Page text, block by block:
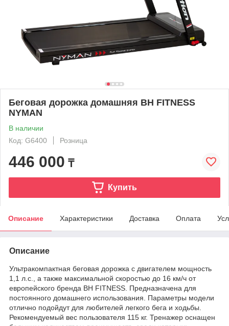
Беговая дорожка домашняя BH FITNESS
NYMAN
В наличии
Код: G6400
Розница
446 000 ₸
Купить
Описание Характеристики Доставка Оплата
Описание
Ультракомпактная беговая дорожка с двигателем мощность
1,1 л.с., а также максимальной скоростью до 16 км/ч от
европейского бренда BH FITNESS. Предназначена для
постоянного домашнего использования. Параметры модели
отлично подойдут для любителей легкого бега и ходьбы.
Рекомендуемый вес пользователя 115 кг. Тренажер оснащен